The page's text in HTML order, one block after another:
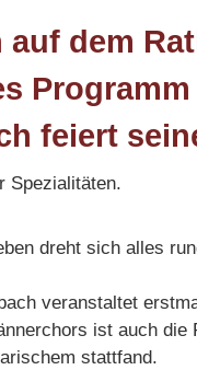
dem
feiert
Spezialitäten.
dreht sich alles
veranstaltet
ist auch
stattfand.